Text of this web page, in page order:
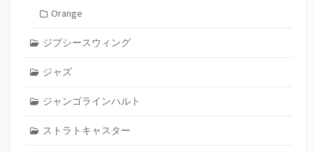
Orange
ジプシースウィング
ジャズ
ジャンゴラインハルト
ストラトキャスター